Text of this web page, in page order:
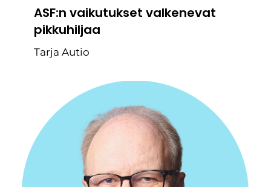
ASF:n vaikutukset valkenevat
pikkuhiljaa
Tarja Autio